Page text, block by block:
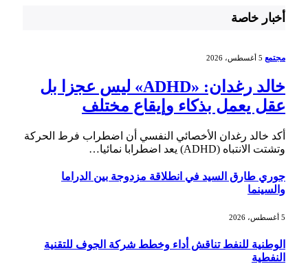
أخبار خاصة
مجتمع 5 أغسطس، 2026
خالد رغدان: «ADHD» ليس عجزا بل
عقل يعمل بذكاء وإيقاع مختلف
أكد خالد رغدان الأخصائي النفسي أن اضطراب فرط الحركة
وتشتت الانتباه (ADHD) يعد اضطرابا نمائيا…
جوري طارق السيد في انطلاقة مزدوجة بين الدراما
والسينما
الوطنية للنفط تناقش أداء وخطط شركة الجوف للتقنية
النفطية